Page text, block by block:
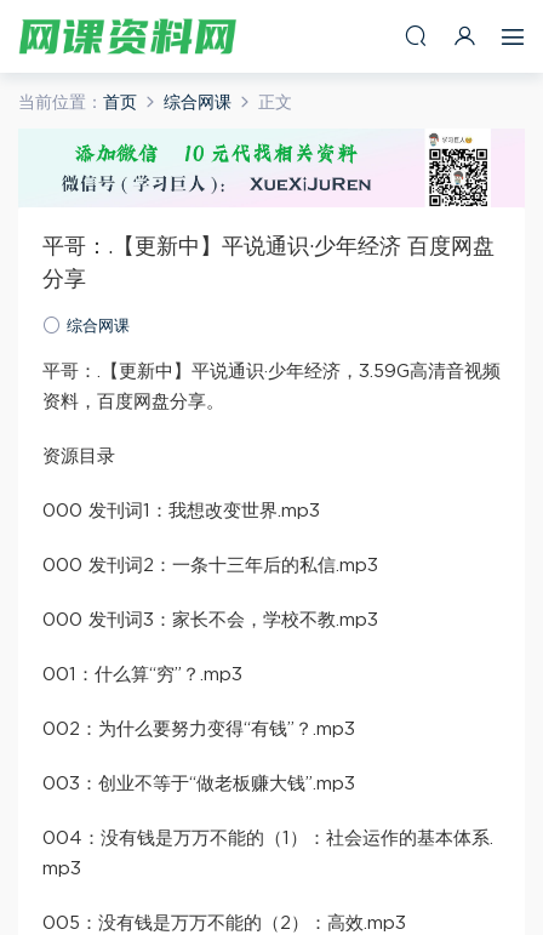
当前位置： 首页 综合网课 正文
平哥：.【更新中】平说通识·少年经济 百度网盘
分享
综合网课
平哥：.【更新中】平说通识·少年经济，3.59G高清音视频
资料，百度网盘分享。
资源目录
000 发刊词1：我想改变世界.mp3
000 发刊词2：一条十三年后的私信.mp3
000 发刊词3：家长不会，学校不教.mp3
001：什么算“穷”？.mp3
002：为什么要努力变得“有钱”？.mp3
003：创业不等于“做老板赚大钱”.mp3
004：没有钱是万万不能的（1）：社会运作的基本体系.
mp3
005：没有钱是万万不能的（2）：高效.mp3